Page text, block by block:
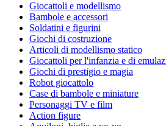
Giocattoli e modellismo
Bambole e accessori
Soldatini e figurini
Giochi di costruzione
Articoli di modellismo statico
Giocattoli per l'infanzia e di
Giochi di prestigio e magia
Robot giocattolo
Case di bambole e miniature
Personaggi TV e film
Action figure